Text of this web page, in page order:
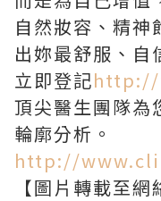
自然妝容、精神
出妳最舒服、自
立即登記http://
頂尖醫生團隊為
輪廓分析。
http://
【圖片轉載至網